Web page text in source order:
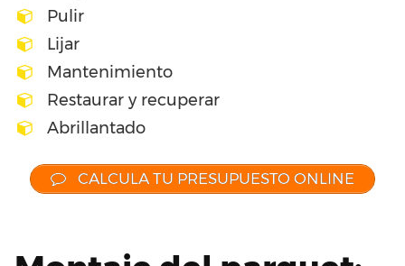
Pulir
Lijar
Mantenimiento
Restaurar y recuperar
Abrillantado
CALCULA TU PRESUPUESTO ONLINE